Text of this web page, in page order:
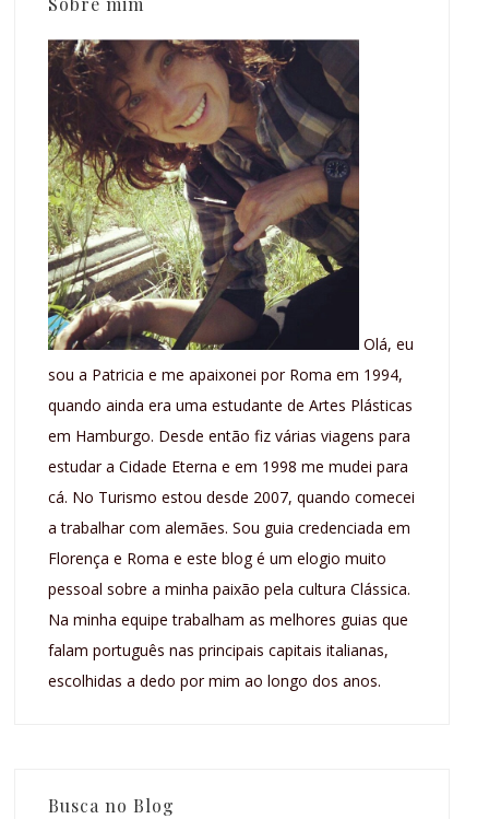
Olá, eu
sou a Patricia e me apaixonei por Roma em 1994,
quando ainda era uma estudante de Artes Plásticas
em Hamburgo. Desde então fiz várias viagens para
estudar a Cidade Eterna e em 1998 me mudei para
cá. No Turismo estou desde 2007, quando comecei
a trabalhar com alemães. Sou guia credenciada em
Florença e Roma e este blog é um elogio muito
pessoal sobre a minha paixão pela cultura Clássica.
Na minha equipe trabalham as melhores guias que
falam português nas principais capitais italianas,
escolhidas a dedo por mim ao longo dos anos.
Busca no Blog